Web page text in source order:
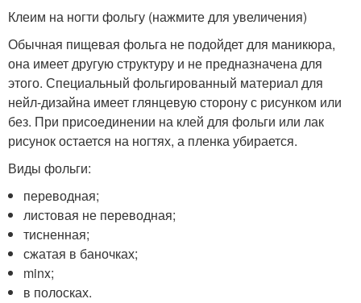
Клеим на ногти фольгу (нажмите для увеличения)
Обычная пищевая фольга не подойдет для маникюра,
она имеет другую структуру и не предназначена для
этого. Специальный фольгированный материал для
нейл-дизайна имеет глянцевую сторону с рисунком или
без. При присоединении на клей для фольги или лак
рисунок остается на ногтях, а пленка убирается.
Виды фольги:
переводная;
листовая не переводная;
тисненная;
сжатая в баночках;
minx;
в полосках.